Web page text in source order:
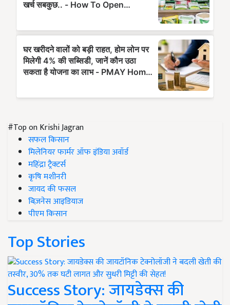
#Top on Krishi Jagran
सफल किसान
मिलेनियर फार्मर ऑफ इंडिया अवॉर्ड
महिंद्रा ट्रैक्टर्स
कृषि मशीनरी
जायद की फसल
बिज़नेस आइडियाज
पीएम किसान
Top Stories
Success Story: जायडेक्स की